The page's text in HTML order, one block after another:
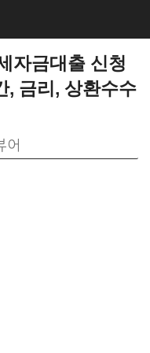
자금대출 신청
, 금리, 상환수수
어